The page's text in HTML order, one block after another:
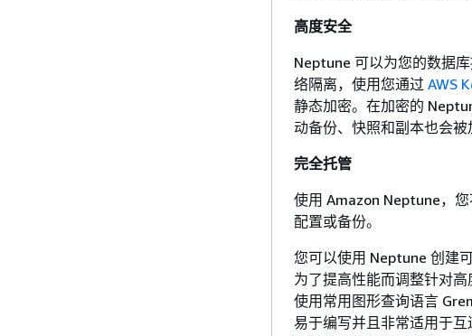
高度安全
Neptune 可以为您的数据
络隔离，使用您通过 AWS
静态加密。在加密的
动备份、快照和副本也会被
完全托管
使用 Amazon Neptune，
配置或备份。
您可以使用 Neptune 创建
为了提高性能而调整针对
使用常用图形查询语言
易于编写并且非常适用于